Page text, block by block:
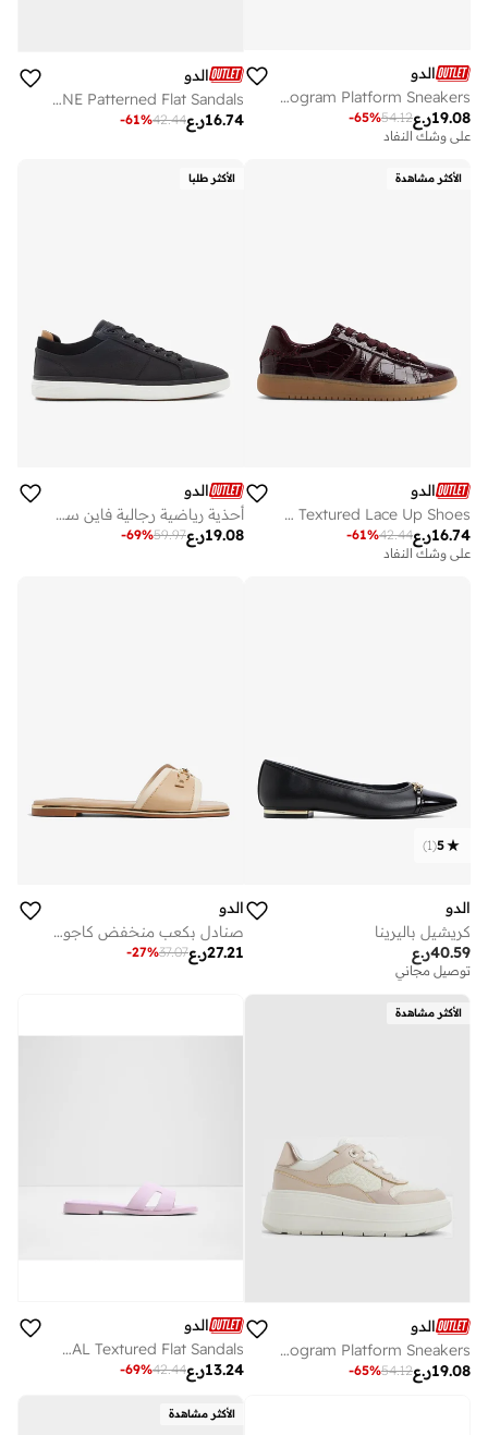
الدو
WHALLIAN Monogram Platform Sneakers
ر.ع19.08
54.12
-65%
على وشك النفاد
الدو
DARINE Patterned Flat Sandals
ر.ع16.74
42.44
-61%
الأكثر مشاهدة
الدو
CHICSNEAKER2 Textured Lace Up Shoes
ر.ع16.74
42.44
-61%
على وشك النفاد
الأكثر طلبا
الدو
أحذية رياضية رجالية فاين سبيك
ر.ع19.08
59.97
-69%
5
(
1
)
الدو
كريشيل باليرينا
ر.ع40.59
توصيل مجاني
الدو
صنادل بكعب منخفض كاجوال
ر.ع27.21
37.07
-27%
الأكثر مشاهدة
الدو
WHALLIAN Monogram Platform Sneakers
ر.ع19.08
54.12
-65%
الدو
ITSANDAL Textured Flat Sandals
ر.ع13.24
42.44
-69%
الأكثر مشاهدة